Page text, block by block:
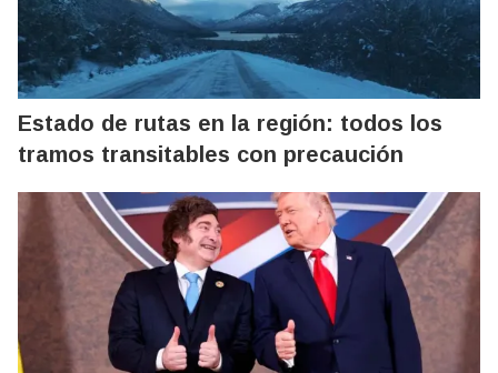
Estado de rutas en la región: todos los
tramos transitables con precaución